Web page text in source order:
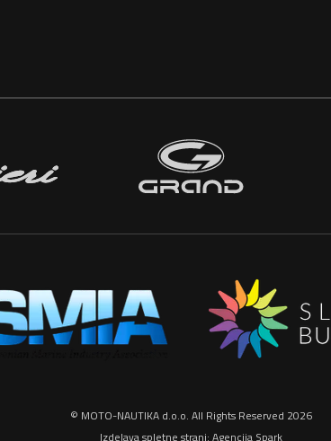
© MOTO-NAUTIKA d.o.o. All Rights Reserved 2026
Izdelava spletne strani: Agencija Spark